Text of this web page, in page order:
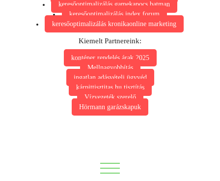
keresőoptimalizálás gamekapocs batman
keresőoptimalizálás index forum
keresőoptimalizálás kronikaonline marketing
Kiemelt Partnereink:
konténer rendelés árak 2025
Mellnagyobbítás
ingatlan adásvételi ügyvéd
kárpittisztitas.hu tisztítás
Vízvezeték szerelő
Hörmann garázskapuk